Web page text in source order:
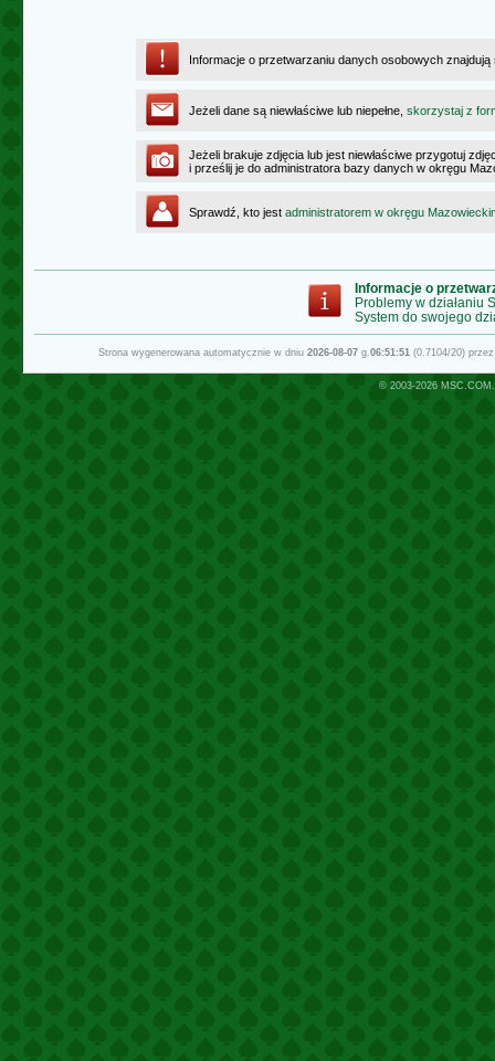
Informacje o przetwarzaniu danych osobowych
Jeżeli dane są niewłaściwe lub niepełne, skorzystaj z
Jeżeli brakuje zdjęcia lub jest niewłaściwe przygotuj
i prześlij je do administratora bazy danych w okręgu
Sprawdź, kto jest administratorem w okręgu
Informacje o
Problemy w działaniu
System do swojego
Strona wygenerowana automatycznie w dniu 2026-08-07g.06:51:51(0.7104/20)
© 2003-2026